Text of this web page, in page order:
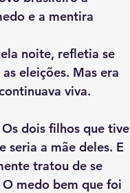
e a mentira
eleições. Mas era
viva.
seria a mãe deles. E
tratou de se
medo bem que foi